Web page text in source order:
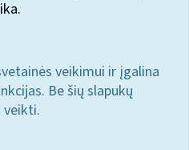
veikimui ir įgalina
Be šių slapukų
veikti.